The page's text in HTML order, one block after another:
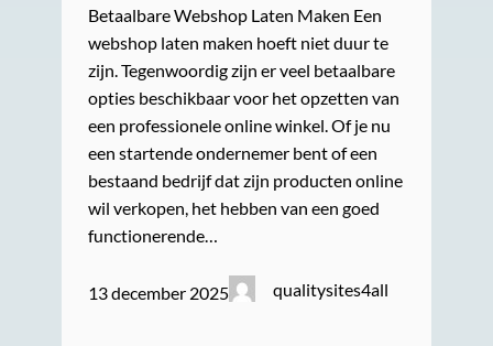
Betaalbare Webshop Laten Maken Een
webshop laten maken hoeft niet duur te
zijn. Tegenwoordig zijn er veel betaalbare
opties beschikbaar voor het opzetten van
een professionele online winkel. Of je nu
een startende ondernemer bent of een
bestaand bedrijf dat zijn producten online
wil verkopen, het hebben van een goed
functionerende…
13 december 2025 qualitysites4all